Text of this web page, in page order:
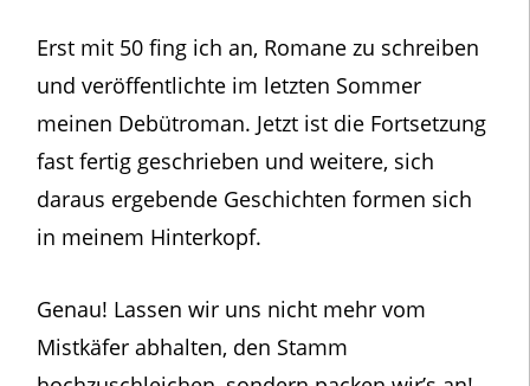
Erst mit 50 fing ich an, Romane zu schreiben
und veröffentlichte im letzten Sommer
meinen Debütroman. Jetzt ist die Fortsetzung
fast fertig geschrieben und weitere, sich
daraus ergebende Geschichten formen sich
in meinem Hinterkopf.
Genau! Lassen wir uns nicht mehr vom
Mistkäfer abhalten, den Stamm